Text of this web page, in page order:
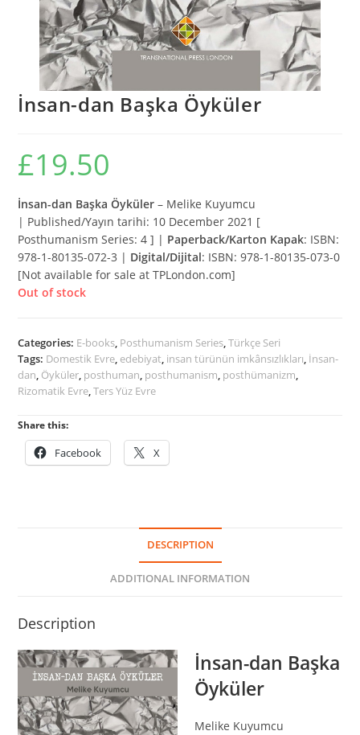
İnsan-dan Başka Öyküler
£19.50
İnsan-dan Başka Öyküler – Melike Kuyumcu
| Published/Yayın tarihi: 10 December 2021 [
Posthumanism Series: 4 ] | Paperback/Karton Kapak: ISBN:
978-1-80135-072-3 | Digital/Dijital: ISBN: 978-1-80135-073-0
[Not available for sale at TPLondon.com]
Out of stock
Categories: E-books, Posthumanism Series,Türkçe Seri
Tags: Domestik Evre, edebiyat, insan türünün imkânsızlıkları, İnsan-
dan, Öyküler, posthuman, posthumanism, posthümanizm,
Rizomatik Evre,Ters Yüz Evre
Share this:
Facebook X
DESCRIPTION
ADDITIONAL INFORMATION
Description
İnsan-dan Başka
Öyküler
Melike Kuyumcu